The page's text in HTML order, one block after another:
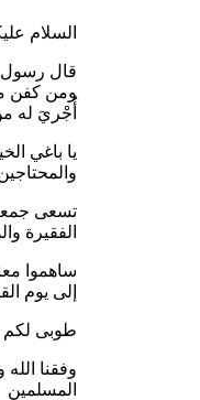
السلام
قال رسول
ومن كفن
أُجْريَ له
يا باغي
تسعى
الفقيرة
ساهموا
إلى يوم
طوبى لكم
وفقنا
المسلمين